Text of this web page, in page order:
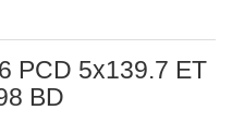
PCD 5x139.7 ET
BD